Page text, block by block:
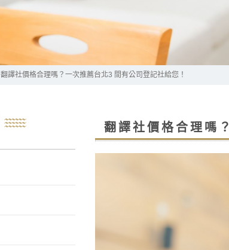
翻譯社價格合理嗎？一次推薦台北3 間有公司登記社給您！
翻譯社價格合理嗎